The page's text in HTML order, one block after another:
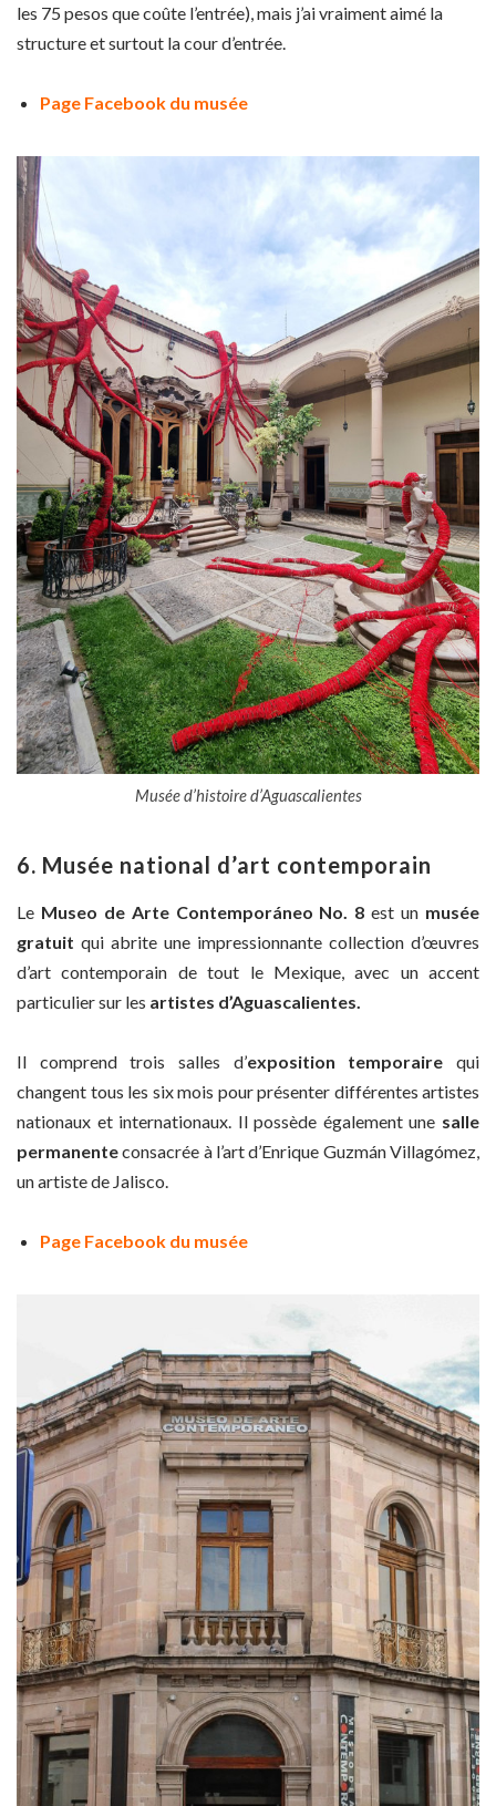
les 75 pesos que coûte l’entrée), mais j’ai vraiment aimé la
structure et surtout la cour d’entrée.
Page Facebook du musée
Musée d’histoire d’Aguascalientes
6. Musée national d’art contemporain
Le Museo de Arte Contemporáneo No. 8 est un musée
gratuit qui abrite une impressionnante collection d’œuvres
d’art contemporain de tout le Mexique, avec un accent
particulier sur les artistes d’Aguascalientes.
Il comprend trois salles d’exposition temporaire qui
changent tous les six mois pour présenter différentes artistes
nationaux et internationaux. Il possède également une salle
permanenteconsacrée à l’art d’Enrique Guzmán Villagómez,
un artiste de Jalisco.
Page Facebook du musée